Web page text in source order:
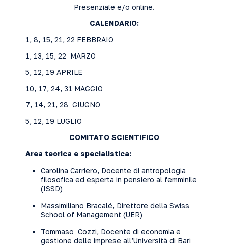
Presenziale e/o online.
CALENDARIO:
1, 8, 15, 21, 22 FEBBRAIO
1, 13, 15, 22 MARZO
5, 12, 19 APRILE
10, 17, 24, 31 MAGGIO
7, 14, 21, 28 GIUGNO
5, 12, 19 LUGLIO
COMITATO SCIENTIFICO
Area teorica e specialistica:
Carolina Carriero, Docente di antropologia
filosofica ed esperta in pensiero al femminile
(ISSD)
Massimiliano Bracalé, Direttore della Swiss
School of Management (UER)
Tommaso Cozzi, Docente di economia e
gestione delle imprese all’Università di Bari